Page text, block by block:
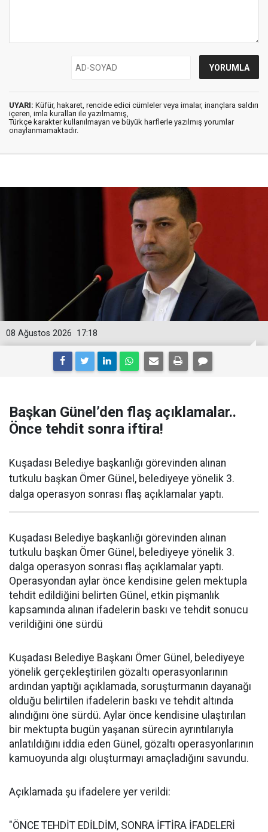
UYARI: Küfür, hakaret, rencide edici cümleler veya imalar, inançlara saldırı
içeren, imla kuralları ile yazılmamış,
Türkçe karakter kullanılmayan ve büyük harflerle yazılmış yorumlar
onaylanmamaktadır.
17:18
08 Ağustos 2026
Başkan Günel’den flaş açıklamalar..
Önce tehdit sonra iftira!
Kuşadası Belediye başkanlığı görevinden alınan
tutkulu başkan Ömer Günel, belediyeye yönelik 3.
dalga operasyon sonrası flaş açıklamalar yaptı.
Kuşadası Belediye başkanlığı görevinden alınan
tutkulu başkan Ömer Günel, belediyeye yönelik 3.
dalga operasyon sonrası flaş açıklamalar yaptı.
Operasyondan aylar önce kendisine gelen mektupla
tehdit edildiğini belirten Günel, etkin pişmanlık
kapsamında alınan ifadelerin baskı ve tehdit sonucu
verildiğini öne sürdü
Kuşadası Belediye Başkanı Ömer Günel, belediyeye
yönelik gerçekleştirilen gözaltı operasyonlarının
ardından yaptığı açıklamada, soruşturmanın dayanağı
olduğu belirtilen ifadelerin baskı ve tehdit altında
alındığını öne sürdü. Aylar önce kendisine ulaştırılan
bir mektupta bugün yaşanan sürecin ayrıntılarıyla
anlatıldığını iddia eden Günel, gözaltı operasyonlarının
kamuoyunda algı oluşturmayı amaçladığını savundu.
Açıklamada şu ifadelere yer verildi:
"ÖNCE TEHDİT EDİLDİM, SONRA İFTİRA İFADELERİ